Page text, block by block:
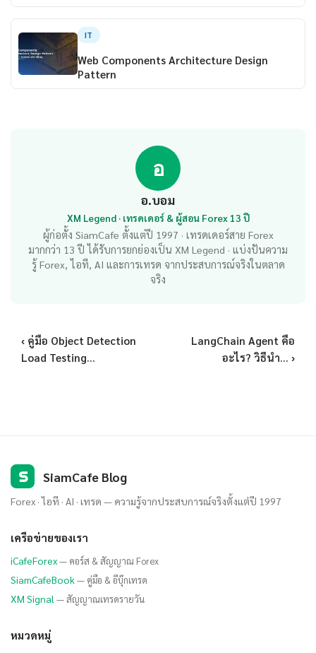
IT
Web Components Architecture Design
Pattern
อ
อ.บอม
XM Legend · เทรดเดอร์ & ผู้สอน Forex 13 ปี
ผู้ก่อตั้ง SiamCafe ตั้งแต่ปี 1997 · เทรดเดอร์สาย Forex
มากกว่า 13 ปี ได้รับการยกย่องเป็น XM Legend · แบ่งปันความ
รู้ Forex, ไอที, AI และการเทรด จากประสบการณ์จริงในตลาด
จริง
‹ คู่มือ Object Detection
Load Testing...
LangChain Agent คือ
อะไร? วิธีนำ... ›
S SiamCafe Blog
Forex · ไอที · AI · เทรด — ความรู้จากประสบการณ์จริงตั้งแต่ปี 1997
เครือข่ายของเรา
iCafeForex— คอร์ส & สัญญาณ Forex
SiamCafeBook— คู่มือ & อีบุ๊กเทรด
XM Signal — สัญญาณเทรดรายวัน
หมวดหมู่